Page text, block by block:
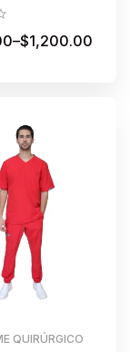
con cierre
–$1,200.00
QUIRÚRGICO